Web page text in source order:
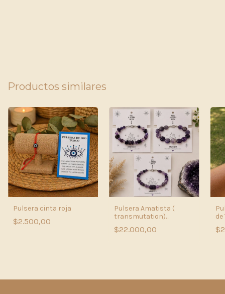
Productos similares
Pulsera cinta roja
$2.500,00
Pulsera Amatista (
transmutation)
$22.000,00